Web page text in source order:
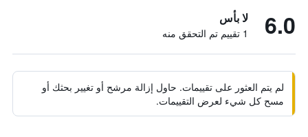
6.0 لا بأس
1 تقييم تم التحقق منه
لم يتم العثور على تقييمات. حاول إزالة مرشح أو تغيير بحثك أو
مسح كل شيء لعرض التقييمات.